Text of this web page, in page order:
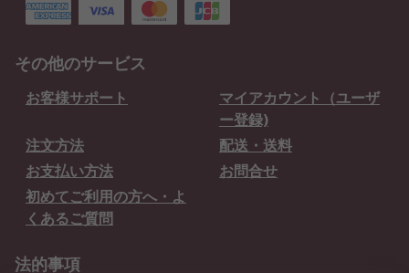
その他のサービス
お客様サポート
マイアカウント（ユーザ
ー登録)
注文方法
配送・送料
お支払い方法
お問合せ
初めてご利用の方へ・よ
くあるご質問
法的事項